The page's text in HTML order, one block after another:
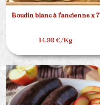
Boudin blanc à l'ancienne x 7
14.98 €/Kg